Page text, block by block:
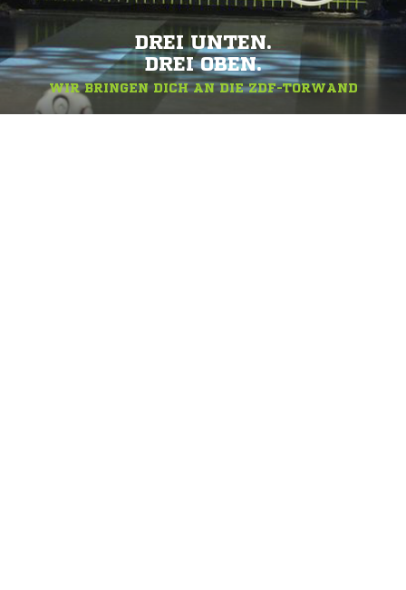
DREI UNTEN.
DREI OBEN.
WIR BRINGEN DICH AN DIE ZDF-TORWAND